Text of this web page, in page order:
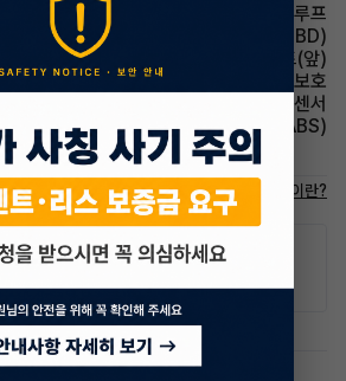
썬루프 썬루프
주행안전 제동력 분배 장치(EBD)
시트 열선시트(앞)
에어백 무릎보호
주차보조 전방감지센서
주행안전 미끄럼 방지장치(ABS)
드시 확인하시기 바랍니다.
저공해차량이란?
공영주차장
50% 할인
수 있으니 실제 정보와 확인해 주세요.